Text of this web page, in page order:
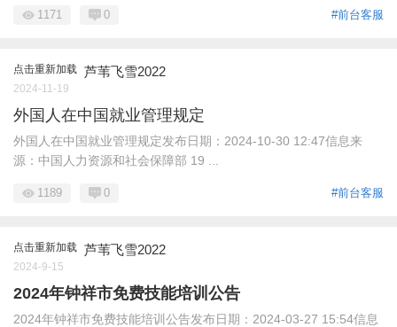
#前台客服
1171 0
点击重新加载 芦苇飞雪2022
2024-11-19
外国人在中国就业管理规定
外国人在中国就业管理规定发布日期：2024-10-30 12:47信息来
源：中国人力资源和社会保障部 19 ...
#前台客服
1189 0
点击重新加载 芦苇飞雪2022
2024-9-15
2024年钟祥市免费技能培训公告
2024年钟祥市免费技能培训公告发布日期：2024-03-27 15:54信息